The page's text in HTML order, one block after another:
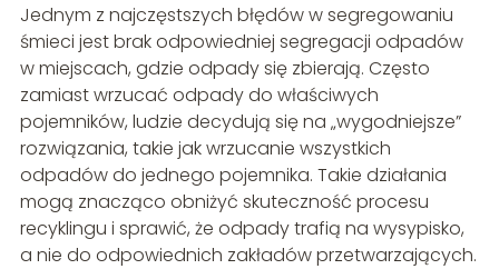
Jednym z najczęstszych błędów w segregowaniu
śmieci jest brak odpowiedniej segregacji odpadów
w miejscach, gdzie odpady się zbierają. Często
zamiast wrzucać odpady do właściwych
pojemników, ludzie decydują się na „wygodniejsze”
rozwiązania, takie jak wrzucanie wszystkich
odpadów do jednego pojemnika. Takie działania
mogą znacząco obniżyć skuteczność procesu
recyklingu i sprawić, że odpady trafią na wysypisko,
a nie do odpowiednich zakładów przetwarzających.